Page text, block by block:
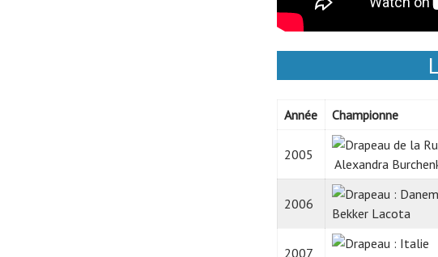
Année Championne
2005
Alexandra
2006
Bekker Lacota
2007